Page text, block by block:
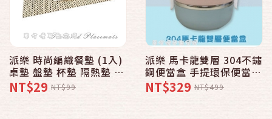
派樂 時尚編織餐墊 (1入)
桌墊 盤墊 杯墊 隔熱墊 餐
具墊 西餐墊 防滑墊 防刮
墊 防水墊 防水防滑
NT$29 NT$99
派樂 馬卡龍雙層 304不鏽
鋼便當盒 手提環保便當盒
防燙保溫盒 分離式裝飯菜
湯盒 學生上班族露營野餐
NT$329 NT$499